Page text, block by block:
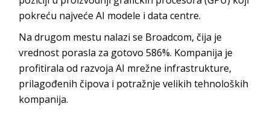
pokreću najveće AI modele i data centre.
Na drugom mestu nalazi se Broadcom, čija je
vrednost porasla za gotovo 586%. Kompanija je
profitirala od razvoja AI mrežne infrastrukture,
prilagođenih čipova i potražnje velikih tehnoloških
kompanija.